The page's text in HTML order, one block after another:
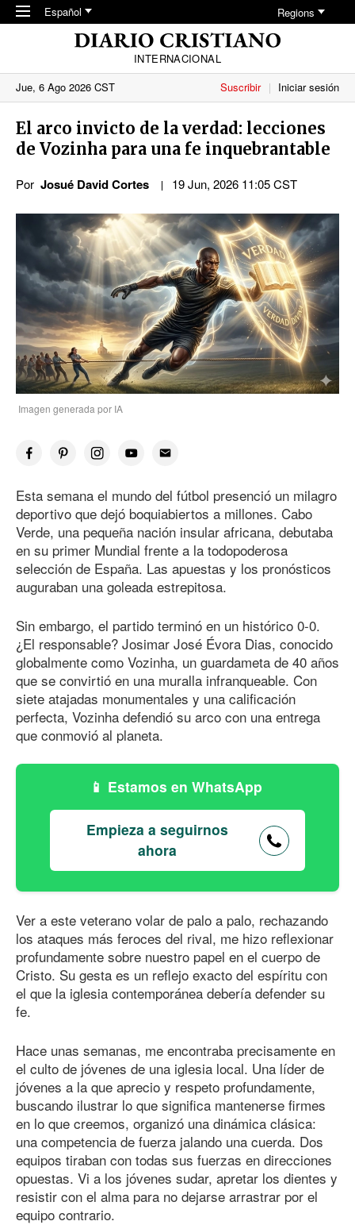
Skip to main content
Español Regions
INTERNACIONAL
Jue, 6 Ago 2026 CST
Suscribir Iniciar sesión
El arco invicto de la verdad: lecciones
de Vozinha para una fe inquebrantable
Por Josué David Cortes 19 Jun, 2026 11:05 CST
Imagen generada por IA
Esta semana el mundo del fútbol presenció un milagro
deportivo que dejó boquiabiertos a millones. Cabo
Verde, una pequeña nación insular africana, debutaba
en su primer Mundial frente a la todopoderosa
selección de España. Las apuestas y los pronósticos
auguraban una goleada estrepitosa.
Sin embargo, el partido terminó en un histórico 0-0.
¿El responsable? Josimar José Évora Dias, conocido
globalmente como Vozinha, un guardameta de 40 años
que se convirtió en una muralla infranqueable. Con
siete atajadas monumentales y una calificación
perfecta, Vozinha defendió su arco con una entrega
que conmovió al planeta.
Estamos en WhatsApp
Empieza a seguirnos
ahora
Ver a este veterano volar de palo a palo, rechazando
los ataques más feroces del rival, me hizo reflexionar
profundamente sobre nuestro papel en el cuerpo de
Cristo. Su gesta es un reflejo exacto del espíritu con
el que la iglesia contemporánea debería defender su
fe.
Hace unas semanas, me encontraba precisamente en
el culto de jóvenes de una iglesia local. Una líder de
jóvenes a la que aprecio y respeto profundamente,
buscando ilustrar lo que significa mantenerse firmes
en lo que creemos, organizó una dinámica clásica:
una competencia de fuerza jalando una cuerda. Dos
equipos tiraban con todas sus fuerzas en direcciones
opuestas. Vi a los jóvenes sudar, apretar los dientes y
resistir con el alma para no dejarse arrastrar por el
equipo contrario.